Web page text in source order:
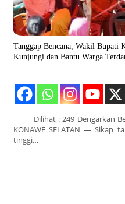
Tanggap Bencana, Wakil Bupati
Kunjungi dan Bantu Warga
Dilihat : 249 Dengarkan
KONAWE SELATAN — Sikap
tinggi…